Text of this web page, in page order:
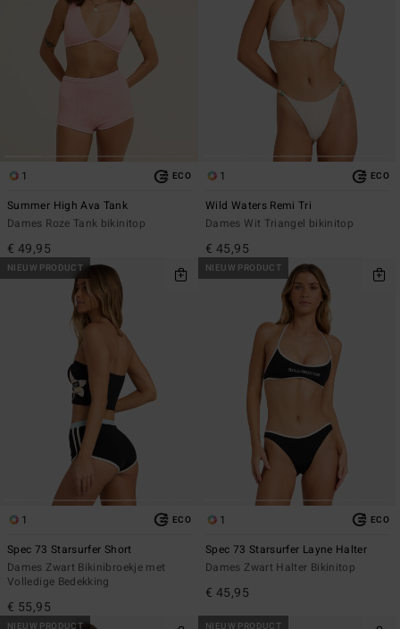
1 ECO
Summer High Ava Tank
Dames Roze Tank bikinitop
€ 49,95
1 ECO
Wild Waters Remi Tri
Dames Wit Triangel bikinitop
€ 45,95
NIEUW PRODUCT
1 ECO
Spec 73 Starsurfer Short
Dames Zwart Bikinibroekje met
Volledige Bedekking
€ 55,95
NIEUW PRODUCT
1 ECO
Spec 73 Starsurfer Layne Halter
Dames Zwart Halter Bikinitop
€ 45,95
NIEUW PRODUCT NIEUW PRODUCT